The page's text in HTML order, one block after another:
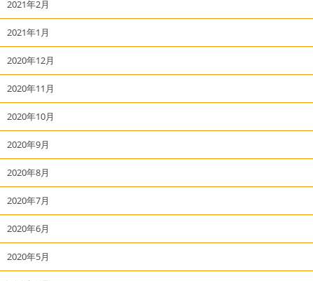
2021年2月
2021年1月
2020年12月
2020年11月
2020年10月
2020年9月
2020年8月
2020年7月
2020年6月
2020年5月